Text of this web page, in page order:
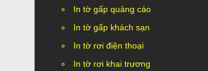
In tờ gấp quảng cáo
In tờ gấp khách sạn
In tờ rơi điện thoại
In tờ rơi khai trương